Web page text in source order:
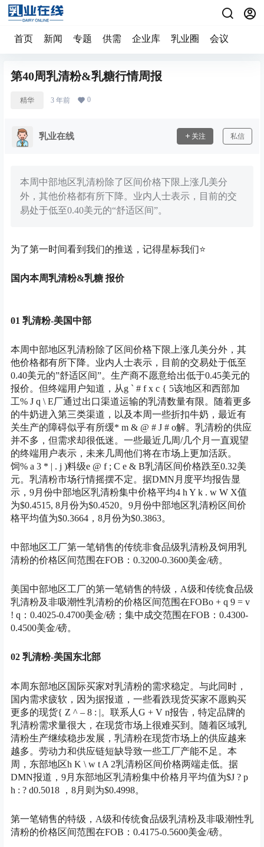
首页 新闻 专题 供需 企业库 乳业圈 会议
第40周乳清粉&乳糖行情周报
精华 3 年前 0
乳业在线 关注 私信
本周中部地区乳清粉除了区间价格下限上涨几美分
外，其他价格都有所下降。业内人士表示，目前的交
易处于低至0.40美元的“舒适区间”。
为了第一时间看到我们的推送，记得星标我们⭐
国内本周乳清粉&乳糖 报价
01 乳清粉-美国中部
本周中部地区乳清粉除了区间价格下限上涨几美分外，其
他价格都有所下降。业内人士表示，目前的交易处于低至
0.40美元的”舒适区间”。生产商不愿意给出低于0.45美元的
报价。但终端用户知道，从g ` # f x c { 5该地区和西部加
工% J q \ E厂通过出口渠道运输的乳清数量有限。随着更多
的牛奶进入第三类渠道，以及本周一些折扣牛奶，最近有
关生产的障碍似乎有所缓* m & @ # J # o解。乳清粉的供应
并不多，但需求却很低迷。一些最近几周/几个月一直观望
的终端用户表示，未来几周他们将在市场上更加活跃。
饲% a 3 * | . j )料级e @ f ; C e & B乳清区间价格跌至0.32美
元。乳清粉市场行情摇摆不定。据DMN月度平均报告显
示，9月份中部地区乳清粉集中价格平均4 h Y k . w W X值
为$0.4515, 8月份为$0.4520。9月份中部地区乳清粉区间价
格平均值为$0.3664，8月份为$0.3863。
中部地区工厂第一笔销售的传统非食品级乳清粉及饲用乳
清粉的价格区间范围在FOB：0.3200-0.3600美金/磅。
美国中部地区工厂的第一笔销售的特级，A级和传统食品级
乳清粉及非吸潮性乳清粉的价格区间范围在FOBo + q 9 = v
! q ：0.4025-0.4700美金/磅；集中成交范围在FOB：0.4300-
0.4500美金/磅。
02 乳清粉-美国东北部
本周东部地区国际买家对乳清粉的需求稳定。与此同时，
国内需求疲软，因为据报道，一些看跌现货买家不愿购买
更多的现货{ Z ^ – 8 : |。联系人 G + V n报告，特定品牌的
乳清粉需求量很大，在现货市场上很难买到。随着区域乳
清粉生产继续稳步发展，乳清粉在现货市场上的供应越来
越多。劳动力和供应链短缺导致一些工厂产能不足。本
周，东部地区h K \ w t A 2乳清粉区间价格两端走低。据
DMN报道，9月东部地区乳清粉集中价格月平均值为$J ? p
h : ? d0.5018 ，8月则为$0.4998。
第一笔销售的特级，A级和传统食品级乳清粉及非吸潮性乳
清粉的价格区间范围在FOB：0.4175-0.5600美金/磅。